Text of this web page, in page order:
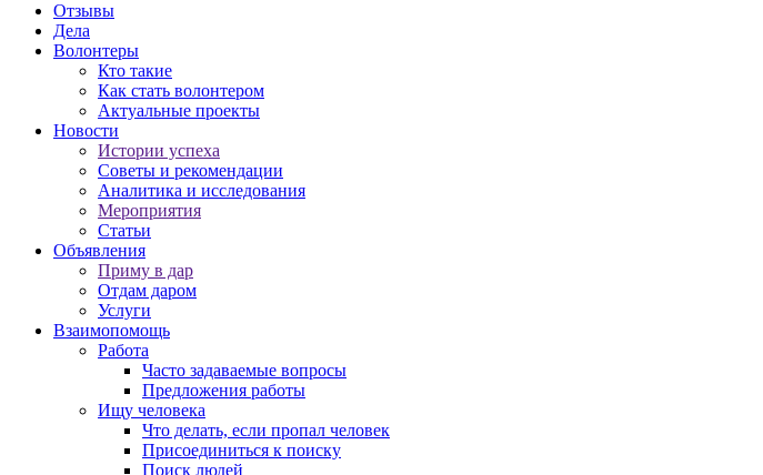
Отзывы
Дела
Волонтеры
Кто такие
Как стать волонтером
Актуальные проекты
Новости
Истории успеха
Советы и рекомендации
Аналитика и исследования
Мероприятия
Статьи
Объявления
Приму в дар
Отдам даром
Услуги
Взаимопомощь
Работа
Часто задаваемые вопросы
Предложения работы
Ищу человека
Что делать, если пропал человек
Присоединиться к поиску
Поиск людей